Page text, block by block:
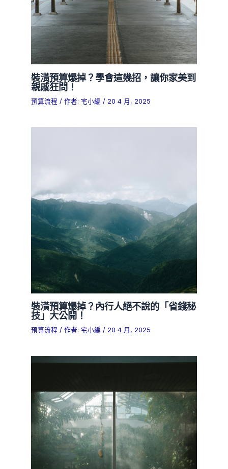
裝潢預算爆掉？學會這幾招，讓你家美到
親戚狂問！
預算流程 / 作者: 宅小編 / 20 4 月, 2025
裝潢預算爆掉？內行人絕不說的「省錢秘
技」大公開！
預算流程 / 作者: 宅小編/ 20 4 月, 2025